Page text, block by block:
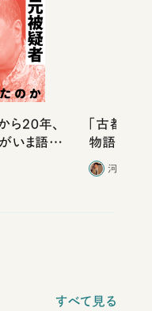
20年、
いま語り
「古都」
物語」に
河野有
すべて見る